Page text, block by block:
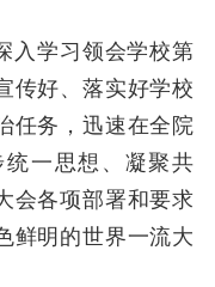
入学习领会学校第
传好、落实好学校
任务，迅速在全院
一思想、凝聚共
会各项部署和要求
鲜明的世界一流大